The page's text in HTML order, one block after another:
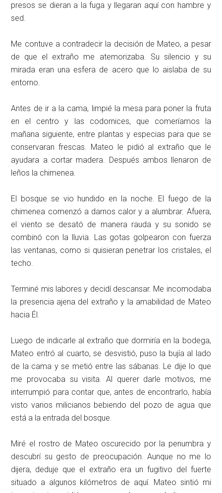
presos se dieran a la fuga y llegaran aquí con hambre y
sed.
Me contuve a contradecir la decisión de Mateo, a pesar
de que el extraño me atemorizaba. Su silencio y su
mirada eran una esfera de acero que lo aislaba de su
entorno.
Antes de ir a la cama, limpié la mesa para poner la fruta
en el centro y las codornices, que comeríamos la
mañana siguiente, entre plantas y especias para que se
conservaran frescas. Mateo le pidió al extraño que le
ayudara a cortar madera. Después ambos llenaron de
leños la chimenea.
El bosque se vio hundido en la noche. El fuego de la
chimenea comenzó a darnos calor y a alumbrar. Afuera,
el viento se desató de manera rauda y su sonido se
combinó con la lluvia. Las gotas golpearon con fuerza
las ventanas, como si quisieran penetrar los cristales, el
techo.
Terminé mis labores y decidí descansar. Me incomodaba
la presencia ajena del extraño y la amabilidad de Mateo
hacia Él.
Luego de indicarle al extraño que dormiría en la bodega,
Mateo entró al cuarto, se desvistió, puso la bujía al lado
de la cama y se metió entre las sábanas. Le dije lo que
me provocaba su visita. Al querer darle motivos, me
interrumpió para contar que, antes de encontrarlo, había
visto varios milicianos bebiendo del pozo de agua que
está a la entrada del bosque.
Miré el rostro de Mateo oscurecido por la penumbra y
descubrí su gesto de preocupación. Aunque no me lo
dijera, deduje que el extraño era un fugitivo del fuerte
situado a algunos kilómetros de aquí­. Mateo sintió mi